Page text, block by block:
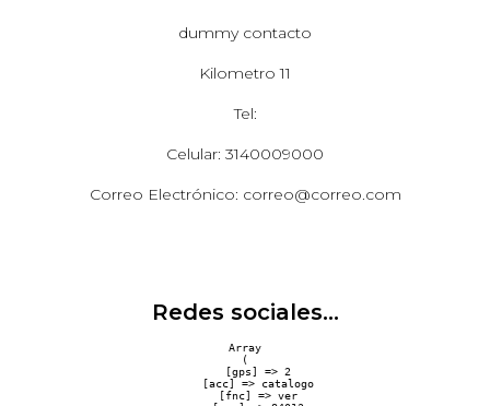
dummy contacto
Kilometro 11
Tel:
Celular: 3140009000
Correo Electrónico: correo@correo.com
Redes sociales...
Array
(
    [gps] => 2
    [acc] => catalogo
    [fnc] => ver